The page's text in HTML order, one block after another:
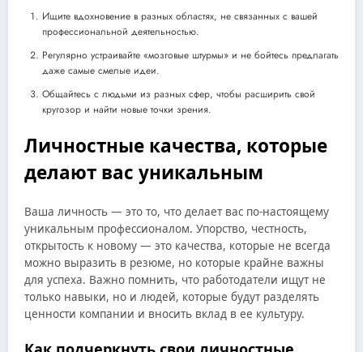
Ищите вдохновение в разных областях, не связанных с вашей
профессиональной деятельностью.
Регулярно устраивайте «мозговые штурмы» и не бойтесь предлагать
даже самые смелые идеи.
Общайтесь с людьми из разных сфер, чтобы расширить свой
кругозор и найти новые точки зрения.
Личностные качества, которые
делают вас уникальным
Ваша личность — это то, что делает вас по-настоящему
уникальным профессионалом. Упорство, честность,
открытость к новому — это качества, которые не всегда
можно выразить в резюме, но которые крайне важны
для успеха. Важно помнить, что работодатели ищут не
только навыки, но и людей, которые будут разделять
ценности компании и вносить вклад в ее культуру.